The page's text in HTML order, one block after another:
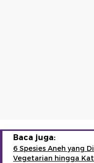
Baca juga:
6 Spesies Aneh yang
Vegetarian hingga